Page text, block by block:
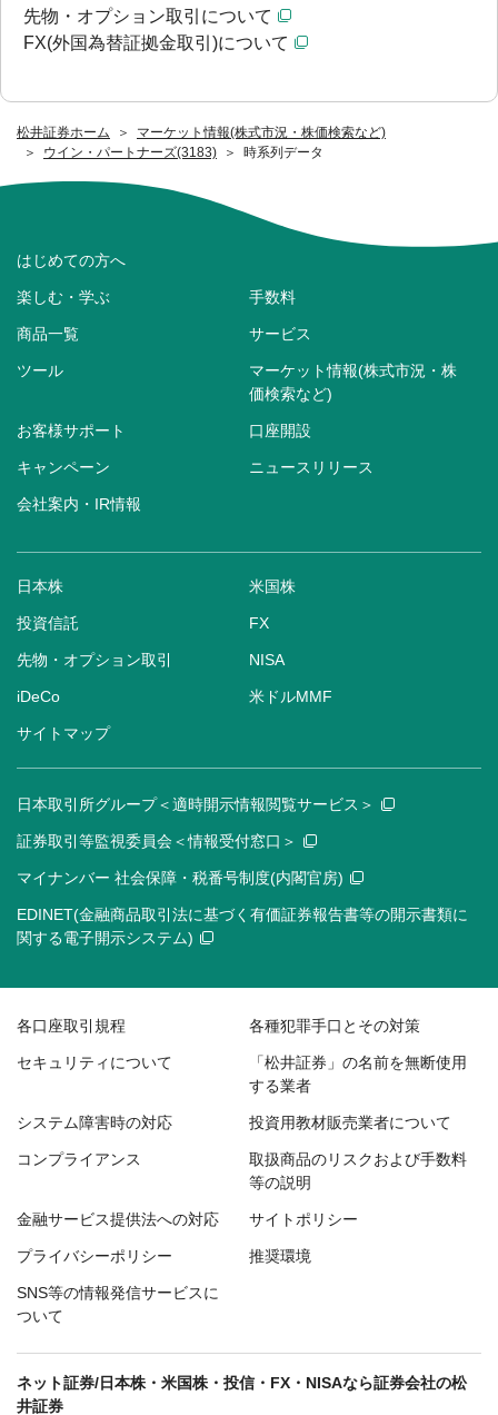
松井証券ホーム
マーケット情報(株式市況・株価検索など)
ウイン・パートナーズ(3183)
時系列データ
先物・オプション取引について
FX(外国為替証拠金取引)について
はじめての方へ
楽しむ・学ぶ 手数料
商品一覧 サービス
ツール
マーケット情報(株式市況・株
価検索など)
お客様サポート 口座開設
キャンペーン ニュースリリース
会社案内・IR情報
日本株 米国株
投資信託 FX
先物・オプション取引 NISA
iDeCo 米ドルMMF
サイトマップ
日本取引所グループ＜適時開示情報閲覧サービス＞
証券取引等監視委員会＜情報受付窓口＞
マイナンバー 社会保障・税番号制度(内閣官房)
EDINET(金融商品取引法に基づく有価証券報告書等の開示書類に
関する電子開示システム)
各口座取引規程 各種犯罪手口とその対策
セキュリティについて
「松井証券」の名前を無断使用
する業者
システム障害時の対応 投資用教材販売業者について
コンプライアンス
取扱商品のリスクおよび手数料
等の説明
金融サービス提供法への対応 サイトポリシー
プライバシーポリシー 推奨環境
SNS等の情報発信サービスに
ついて
ネット証券/日本株・米国株・投信・FX・NISAなら証券会社の松
井証券